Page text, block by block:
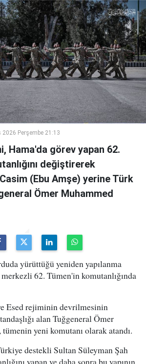
Perşembe 21:13
Hama'da görev yapan 62.
değiştirerek
(Ebu Amşe) yerine Türk
Ömer Muhammed
yürüttüğü yeniden yapılanma
62. Tümen'in komutanlığında
Esed rejiminin devrilmesinin
alan Tuğgeneral Ömer
yeni komutanı olarak atandı.
destekli Sultan Süleyman Şah
yapan ve daha sonra bu yapının